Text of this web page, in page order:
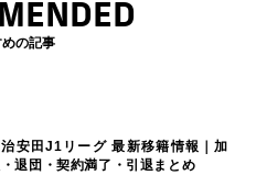
の記事
安田J1リーグ 最新移籍情報｜加
・退団・契約満了・引退まとめ